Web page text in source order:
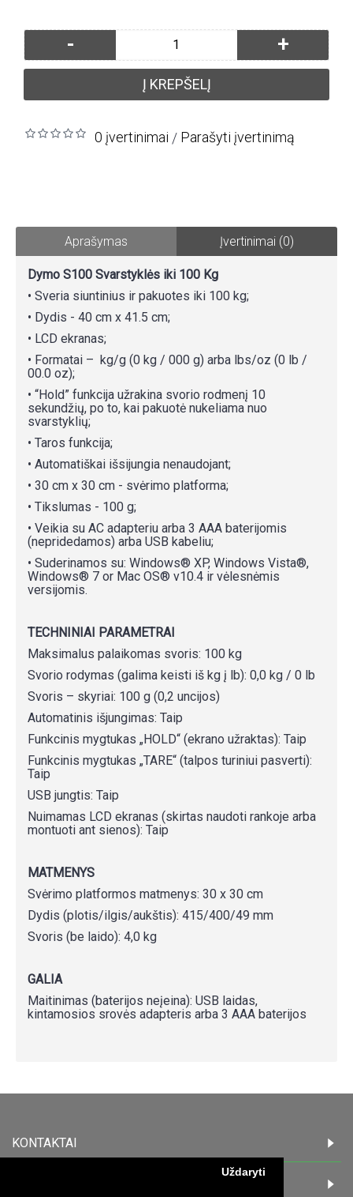
Uždaryti
- +
Į KREPŠELĮ
0 įvertinimai / Parašyti įvertinimą
Aprašymas Įvertinimai (0)
Dymo S100 Svarstyklės iki 100 Kg
• Sveria siuntinius ir pakuotes iki 100 kg;
• Dydis - 40 cm x 41.5 cm;
• LCD ekranas;
• Formatai – kg/g (0 kg / 000 g) arba lbs/oz (0 lb /
00.0 oz);
• “Hold” funkcija užrakina svorio rodmenį 10
sekundžių, po to, kai pakuotė nukeliama nuo
svarstyklių;
• Taros funkcija;
• Automatiškai išsijungia nenaudojant;
• 30 cm x 30 cm - svėrimo platforma;
• Tikslumas - 100 g;
• Veikia su AC adapteriu arba 3 AAA baterijomis
(nepridedamos) arba USB kabeliu;
• Suderinamos su: Windows® XP, Windows Vista®,
Windows® 7 or Mac OS® v10.4 ir vėlesnėmis
versijomis.
TECHNINIAI PARAMETRAI
Maksimalus palaikomas svoris: 100 kg
Svorio rodymas (galima keisti iš kg į lb): 0,0 kg / 0 lb
Svoris – skyriai: 100 g (0,2 uncijos)
Automatinis išjungimas: Taip
Funkcinis mygtukas „HOLD“ (ekrano užraktas): Taip
Funkcinis mygtukas „TARE“ (talpos turiniui pasverti):
Taip
USB jungtis: Taip
Nuimamas LCD ekranas (skirtas naudoti rankoje arba
montuoti ant sienos): Taip
MATMENYS
Svėrimo platformos matmenys: 30 x 30 cm
Dydis (plotis/ilgis/aukštis): 415/400/49 mm
Svoris (be laido): 4,0 kg
GALIA
Maitinimas (baterijos neįeina): USB laidas,
kintamosios srovės adapteris arba 3 AAA baterijos
KONTAKTAI